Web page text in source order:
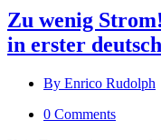
Zu wenig
in erster
By Enrico Rudolph
0 Comments